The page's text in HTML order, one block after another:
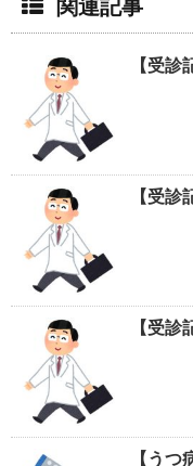
関連記事
【受診
【受診
【受診
【う